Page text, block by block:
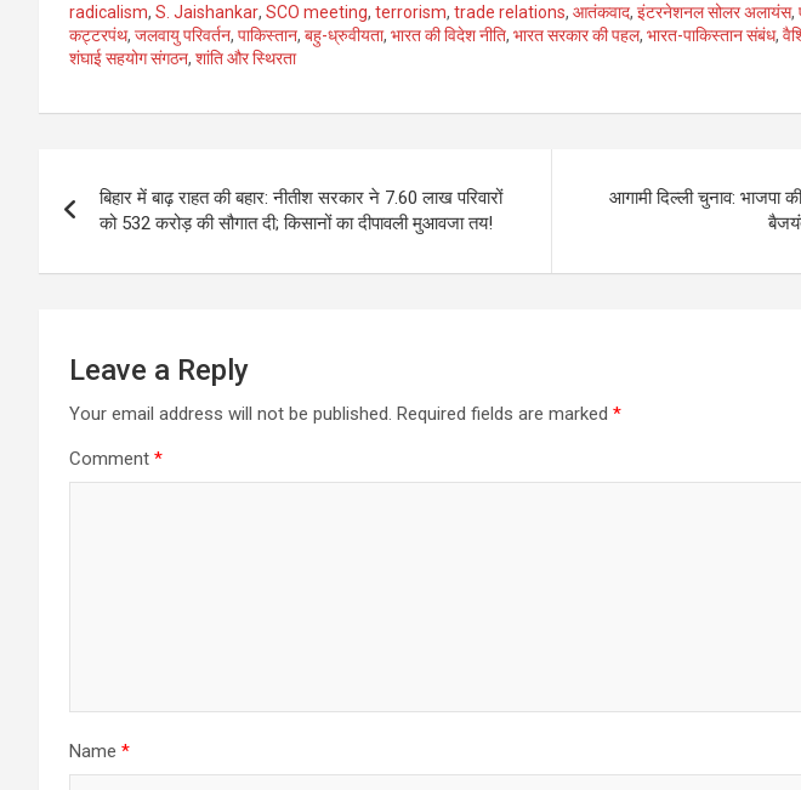
radicalism, S. Jaishankar, SCO meeting, terrorism, trade relations, आतंकवाद, इंटरनेशनल सोलर अलायंस,
कट्टरपंथ, जलवायु परिवर्तन, पाकिस्तान, बहु-ध्रुवीयता, भारत की विदेश नीति, भारत सरकार की पहल, भारत-पाकिस्तान संबंध,
शंघाई सहयोग संगठन, शांति और स्थिरता
navigation
बिहार में बाढ़ राहत की बहार: नीतीश सरकार ने 7.60 लाख परिवारों
को 532 करोड़ की सौगात दी; किसानों का दीपावली मुआवजा तय!
आगामी दिल्ली चुनाव: भाजपा
Leave a Reply
Your email address will not be published. Required fields are marked *
Comment *
Name *